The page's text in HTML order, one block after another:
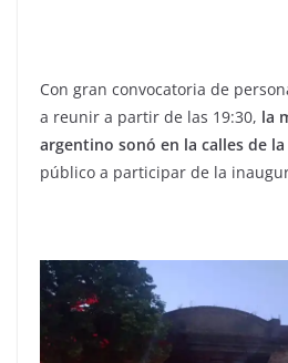
Con gran convocatoria de
a reunir a partir de las 19:30, la
argentino sonó en la calles de
público a participar de la